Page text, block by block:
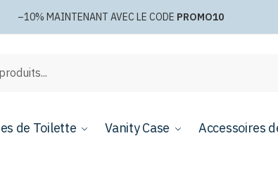
–10% MAINTENANT AVEC LE CODE PROMO10
de Toilette Vanity Case Accessoires